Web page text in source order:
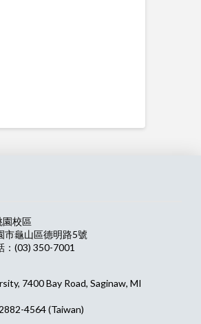
園校區
市龜山區德明路5號
：(03) 350-7001
7400 Bay Road, Saginaw, MI
4564 (Taiwan)